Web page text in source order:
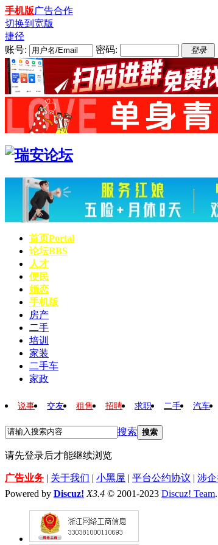
手机版广告合作
切换到宽版
捷径
账号:
密码: 登录
首页Portal
论坛BBS
人才
便民
婚恋
手机版
房产
二手
培训
家装
二手车
家政
说事 交友 租售 招聘 求职 二手 汽车
搜索 搜索
请先登录后才能继续浏览
广告业务 | 关于我们 | 小黑屋 | 平台公约协议 | 涉
Powered by Discuz! X3.4 © 2001-2023 Discuz! Team